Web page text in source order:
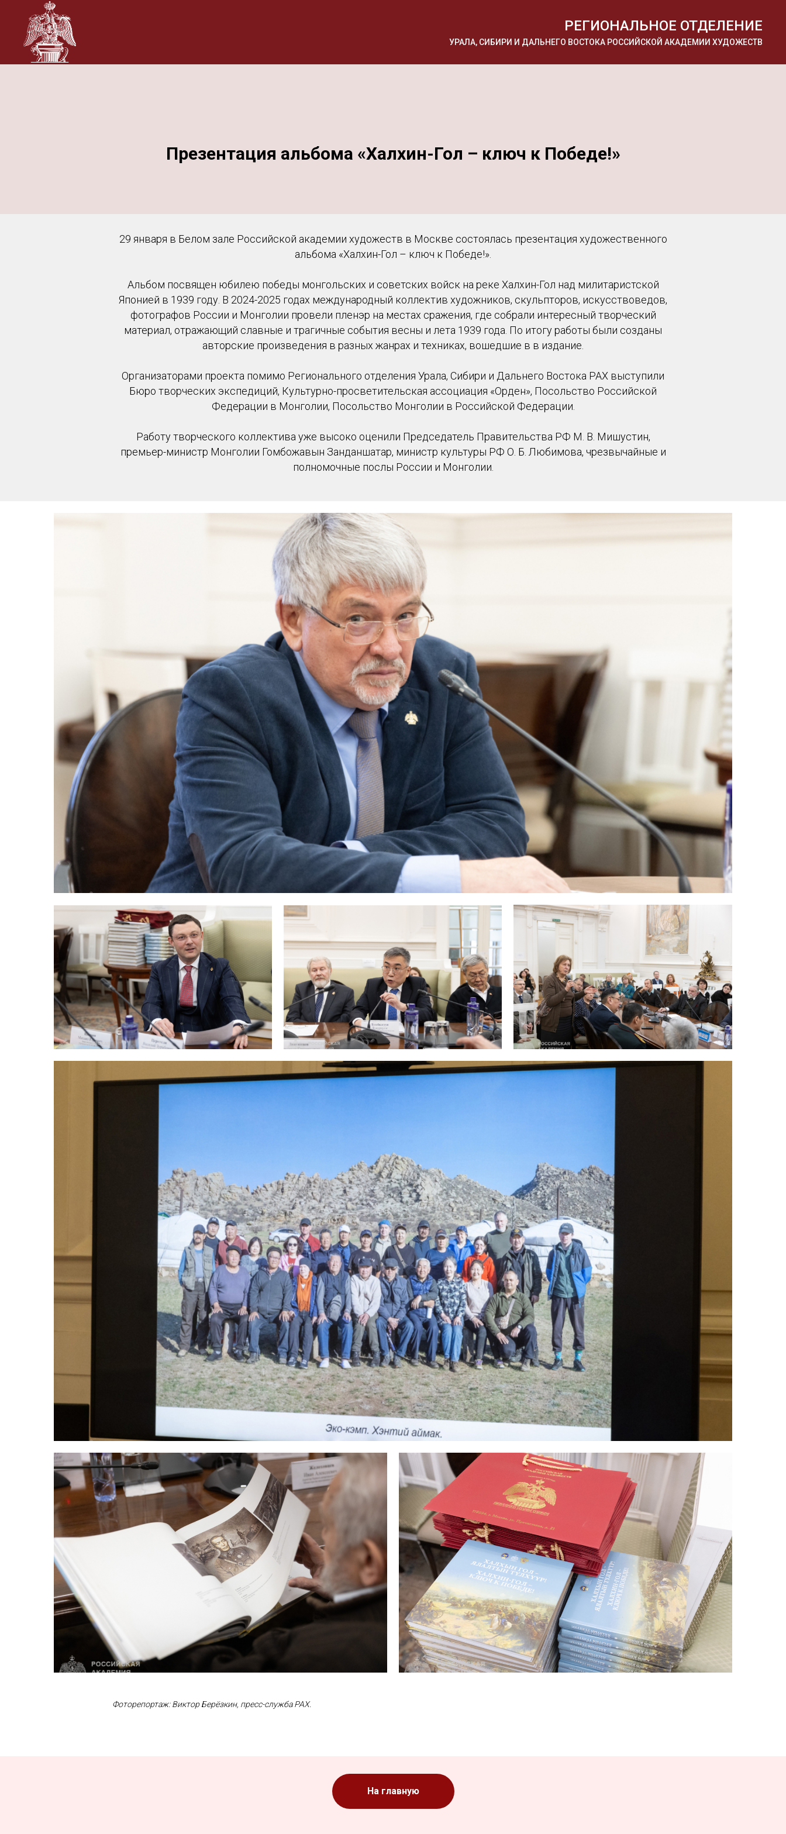
РЕГИОНАЛЬНОЕ ОТДЕЛЕНИЕ
УРАЛА, СИБИРИ И ДАЛЬНЕГО ВОСТОКА РОССИЙСКОЙ АКАДЕМИИ ХУДОЖЕСТВ
Презентация альбома «Халхин-Гол – ключ к Победе!»
29 января в Белом зале Российской академии художеств в Москве состоялась презентация художественного
альбома «Халхин-Гол – ключ к Победе!».
Альбом посвящен юбилею победы монгольских и советских войск на реке Халхин-Гол над милитаристской
Японией в 1939 году. В 2024-2025 годах международный коллектив художников, скульпторов, искусствоведов,
фотографов России и Монголии провели пленэр на местах сражения, где собрали интересный творческий
материал, отражающий славные и трагичные события весны и лета 1939 года. По итогу работы были созданы
авторские произведения в разных жанрах и техниках, вошедшие в в издание.
Организаторами проекта помимо Регионального отделения Урала, Сибири и Дальнего Востока РАХ выступили
Бюро творческих экспедиций, Культурно-просветительская ассоциация «Орден», Посольство Российской
Федерации в Монголии, Посольство Монголии в Российской Федерации.
Работу творческого коллектива уже высоко оценили Председатель Правительства РФ М. В. Мишустин,
премьер-министр Монголии Гомбожавын Занданшатар, министр культуры РФ О. Б. Любимова, чрезвычайные и
полномочные послы России и Монголии.
Фоторепортаж: Виктор Берёзкин, пресс-служба РАХ.
На главную